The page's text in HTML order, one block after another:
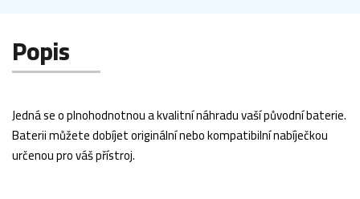
Popis
Jedná se o plnohodnotnou a kvalitní náhradu vaší původní baterie.
Baterii můžete dobíjet originální nebo kompatibilní nabíječkou
určenou pro váš přístroj.